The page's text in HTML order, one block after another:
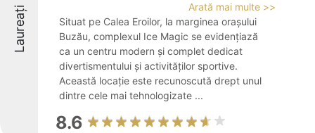
Laureați
Arată mai multe >>
Situat pe Calea Eroilor, la marginea orașului
Buzău, complexul Ice Magic se evidențiază
ca un centru modern și complet dedicat
divertismentului și activităților sportive.
Această locație este recunoscută drept unul
dintre cele mai tehnologizate ...
8.6